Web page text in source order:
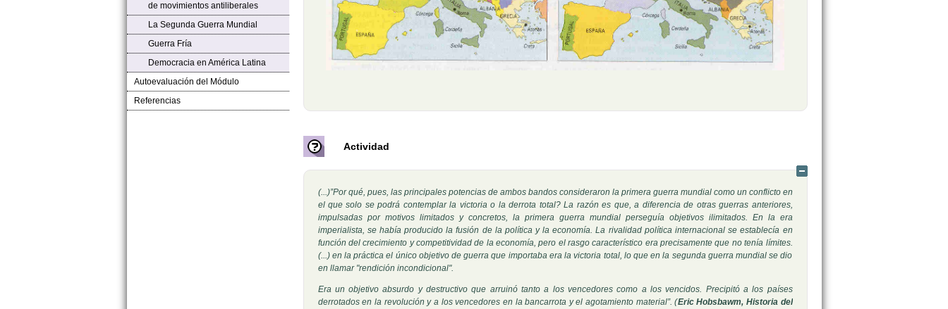
de movimientos antiliberales
La Segunda Guerra Mundial
Guerra Fría
Democracia en América Latina
Autoevaluación del Módulo
Referencias
Actividad
(...)”Por qué, pues, las principales potencias de ambos bandos consideraron la primera guerra mundial como un conflicto en
el que solo se podrá contemplar la victoria o la derrota total? La razón es que, a diferencia de otras guerras anteriores,
impulsadas por motivos limitados y concretos, la primera guerra mundial perseguía objetivos ilimitados. En la era
imperialista, se había producido la fusión de la política y la economía. La rivalidad política internacional se establecía en
función del crecimiento y competitividad de la economía, pero el rasgo característico era precisamente que no tenía límites.
(...) en la práctica el único objetivo de guerra que importaba era la victoria total, lo que en la segunda guerra mundial se dio
en llamar "rendición incondicional".
Era un objetivo absurdo y destructivo que arruinó tanto a los vencedores como a los vencidos. Precipitó a los países
derrotados en la revolución y a los vencedores en la bancarrota y el agotamiento material”. (Eric Hobsbawm, Historia del